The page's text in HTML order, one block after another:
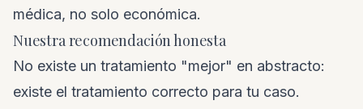
médica, no solo económica.
Nuestra recomendación honesta
No existe un tratamiento "mejor" en abstracto:
existe el tratamiento correcto para tu caso.